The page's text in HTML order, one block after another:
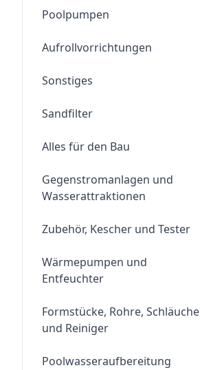
Poolpumpen
Aufrollvorrichtungen
Sonstiges
Sandfilter
Alles für den Bau
Gegenstromanlagen und
Wasserattraktionen
Zubehör, Kescher und Tester
Wärmepumpen und
Entfeuchter
Formstücke, Rohre, Schläuche
und Reiniger
Poolwasseraufbereitung